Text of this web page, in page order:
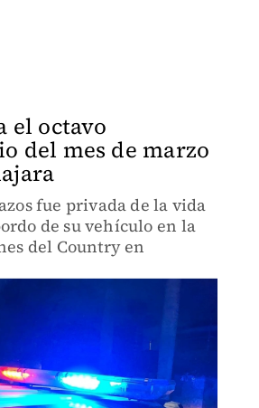
el octavo
del mes de marzo
fue privada de la vida
de su vehículo en la
del Country en